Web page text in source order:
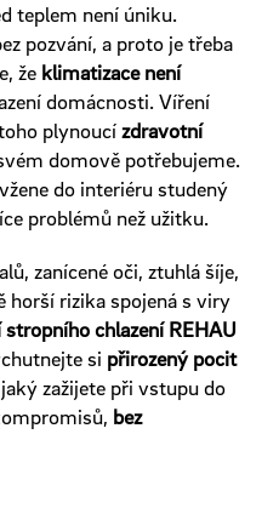
teplem není úniku.
pozvání, a proto je třeba
že klimatizace není
domácnosti. Víření
plynoucízdravotní
domově potřebujeme.
do interiéru studený
problémů než užitku.
zanícené oči, ztuhlá šíje,
horší rizika spojená s viry
chlazení REHAU
si přirozený pocit
zažijete při vstupu do
bez